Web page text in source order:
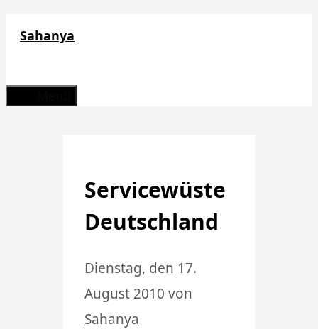
Sahanya
Servicewüste
Deutschland
Dienstag, den 17.
August 2010 von
Sahanya